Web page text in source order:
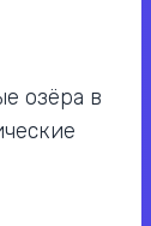
озёра в